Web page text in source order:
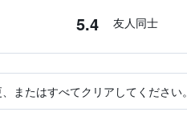
5.4 友人同士
またはすべてクリアしてください。